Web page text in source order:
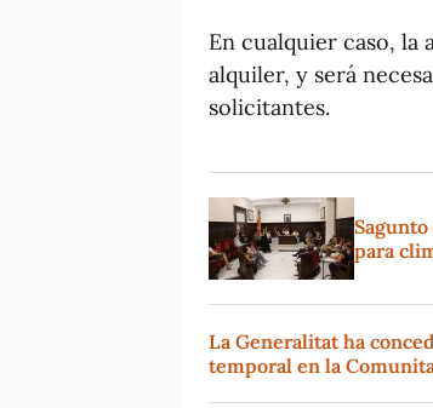
En cualquier caso, la
alquiler, y será
solicitantes.
para
La Generalitat ha
temporal en la